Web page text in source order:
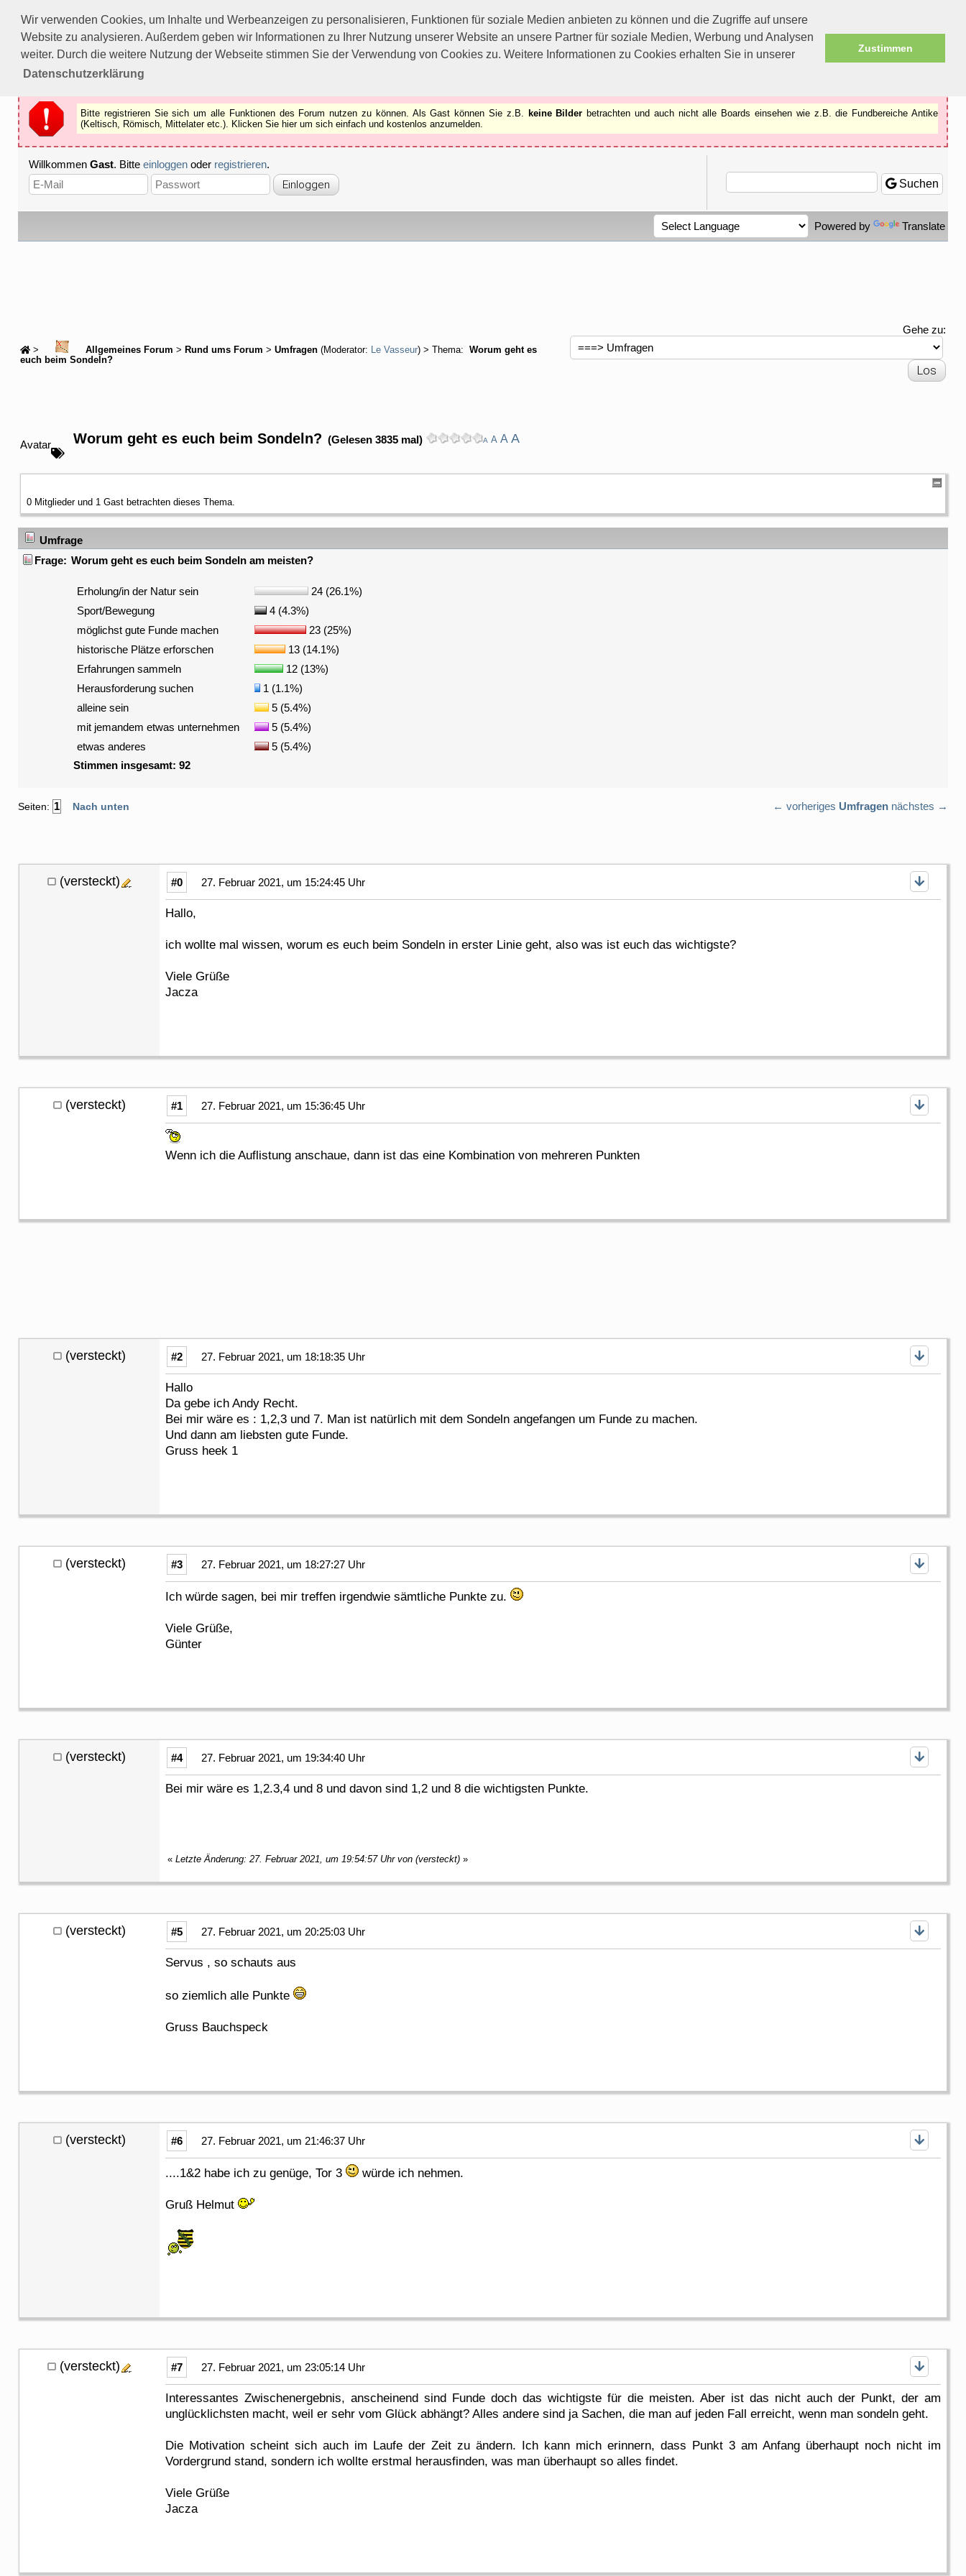
Wir verwenden Cookies, um Inhalte und Werbeanzeigen zu personalisieren, Funktionen für soziale Medien anbieten zu können und die Zugriffe auf unsere
Website zu analysieren. Außerdem geben wir Informationen zu Ihrer Nutzung unserer Website an unsere Partner für soziale Medien, Werbung und Analysen
weiter. Durch die weitere Nutzung der Webseite stimmen Sie der Verwendung von Cookies zu. Weitere Informationen zu Cookies erhalten Sie in unserer
Datenschutzerklärung
Zustimmen
Bitte registrieren Sie sich um alle Funktionen des Forums nutzen zu können.
Als Gast können Sie z.B.keine Bilderbetrachten.
Registrieren
Schliessen
Bitte registrieren Sie sich um alle Funktionen des Forum nutzen zu können. Als Gast können Sie z.B. keine Bilder betrachten und auch nicht alle Boards einsehen wie z.B. die Fundbereiche Antike
(Keltisch, Römisch, Mittelater etc.). Klicken Sie hier um sich einfach und kostenlos anzumelden.
Willkommen Gast. Bitte einloggen oder registrieren.
Suchen
Powered by Translate
> Allgemeines Forum > Rund ums Forum > Umfragen (Moderator: Le Vasseur) > Thema:
Worum geht es
euch beim Sondeln?
Gehe zu:
Avatar Worum geht es euch beim Sondeln? (Gelesen 3835 mal) A A A A
0 Mitglieder und 1 Gast betrachten dieses Thema.
Umfrage
Frage: Worum geht es euch beim Sondeln am meisten?
Erholung/in der Natur sein
24 (26.1%)
Sport/Bewegung
4 (4.3%)
möglichst gute Funde machen
23 (25%)
historische Plätze erforschen
13 (14.1%)
Erfahrungen sammeln
12 (13%)
Herausforderung suchen
1 (1.1%)
alleine sein
5 (5.4%)
mit jemandem etwas unternehmen
5 (5.4%)
etwas anderes
5 (5.4%)
Stimmen insgesamt: 92
Seiten: 1 Nach unten ← vorheriges Umfragen nächstes →
(versteckt) #0 27. Februar 2021, um 15:24:45 Uhr
Hallo,
ich wollte mal wissen, worum es euch beim Sondeln in erster Linie geht, also was ist euch das wichtigste?
Viele Grüße
Jacza
(versteckt) #1 27. Februar 2021, um 15:36:45 Uhr
Wenn ich die Auflistung anschaue, dann ist das eine Kombination von mehreren Punkten
(versteckt) #2 27. Februar 2021, um 18:18:35 Uhr
Hallo
Da gebe ich Andy Recht.
Bei mir wäre es : 1,2,3 und 7. Man ist natürlich mit dem Sondeln angefangen um Funde zu machen.
Und dann am liebsten gute Funde.
Gruss heek 1
(versteckt) #3 27. Februar 2021, um 18:27:27 Uhr
Ich würde sagen, bei mir treffen irgendwie sämtliche Punkte zu.
Viele Grüße,
Günter
(versteckt) #4 27. Februar 2021, um 19:34:40 Uhr
Bei mir wäre es 1,2.3,4 und 8 und davon sind 1,2 und 8 die wichtigsten Punkte.
« Letzte Änderung: 27. Februar 2021, um 19:54:57 Uhr von (versteckt) »
(versteckt) #5 27. Februar 2021, um 20:25:03 Uhr
Servus , so schauts aus
so ziemlich alle Punkte
Gruss Bauchspeck
(versteckt) #6 27. Februar 2021, um 21:46:37 Uhr
....1&2 habe ich zu genüge, Tor 3 würde ich nehmen.
Gruß Helmut
(versteckt) #7 27. Februar 2021, um 23:05:14 Uhr
Interessantes Zwischenergebnis, anscheinend sind Funde doch das wichtigste für die meisten. Aber ist das nicht auch der Punkt, der am
unglücklichsten macht, weil er sehr vom Glück abhängt? Alles andere sind ja Sachen, die man auf jeden Fall erreicht, wenn man sondeln geht.
Die Motivation scheint sich auch im Laufe der Zeit zu ändern. Ich kann mich erinnern, dass Punkt 3 am Anfang überhaupt noch nicht im
Vordergrund stand, sondern ich wollte erstmal herausfinden, was man überhaupt so alles findet.
Viele Grüße
Jacza